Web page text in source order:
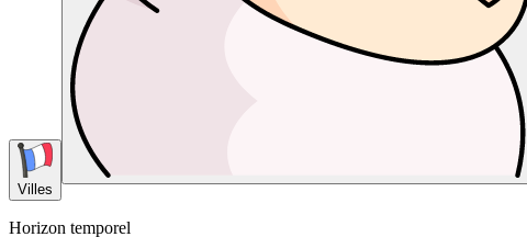
Villes
Horizon temporel